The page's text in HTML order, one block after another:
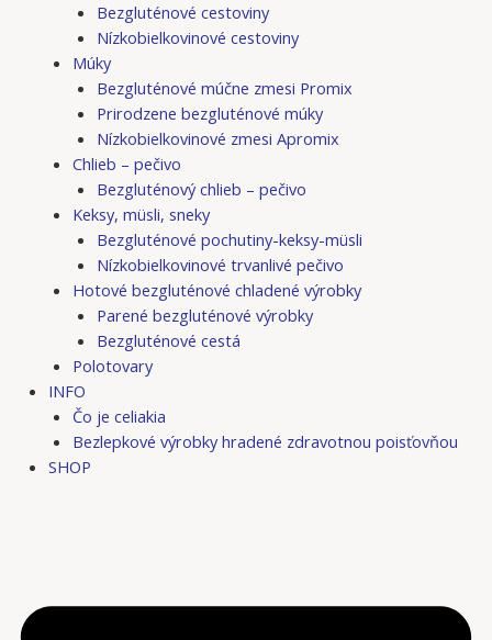
Bezgluténové cestoviny
Nízkobielkovinové cestoviny
Múky
Bezgluténové múčne zmesi Promix
Prirodzene bezgluténové múky
Nízkobielkovinové zmesi Apromix
Chlieb – pečivo
Bezgluténový chlieb – pečivo
Keksy, müsli, sneky
Bezgluténové pochutiny-keksy-müsli
Nízkobielkovinové trvanlivé pečivo
Hotové bezgluténové chladené výrobky
Parené bezgluténové výrobky
Bezgluténové cestá
Polotovary
INFO
Čo je celiakia
Bezlepkové výrobky hradené zdravotnou poisťovňou
SHOP